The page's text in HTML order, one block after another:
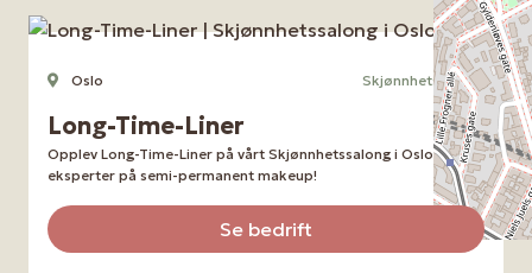
Oslo Skjønnhetssalong
Long-Time-Liner
Opplev Long-Time-Liner på vårt Skjønnhetssalong i Oslo -
eksperter på semi-permanent makeup!
Se bedrift